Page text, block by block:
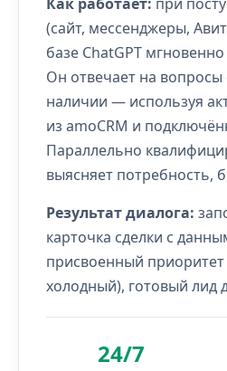
(сайт, мессенджеры,
базе ChatGPT мгновенно
Он отвечает на вопросы
наличии — используя
из amoCRM и
Параллельно
выясняет потребность,
Результат диалога:
карточка сделки с
присвоенный
холодный), готовый лид
24/7